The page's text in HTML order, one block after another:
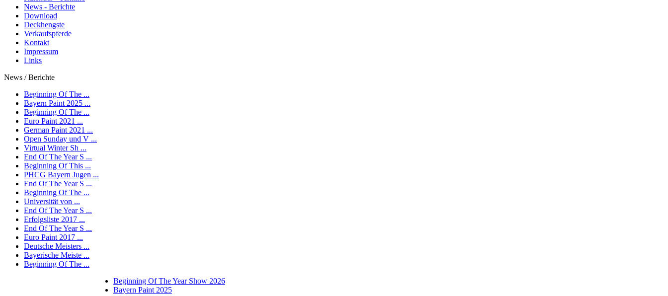
News - Berichte
Download
Deckhengste
Verkaufspferde
Kontakt
Impressum
Links
News / Berichte
Beginning Of The ...
Bayern Paint 2025 ...
Beginning Of The ...
Euro Paint 2021 ...
German Paint 2021 ...
Open Sunday und V ...
Virtual Winter Sh ...
End Of The Year S ...
Beginning Of This ...
PHCG Bayern Jugen ...
End Of The Year S ...
Beginning Of The ...
Universität von ...
End Of The Year S ...
Erfolgsliste 2017 ...
End Of The Year S ...
Euro Paint 2017 ...
Deutsche Meisters ...
Bayerische Meiste ...
Beginning Of The ...
Beginning Of The Year Show 2026
Bayern Paint 2025